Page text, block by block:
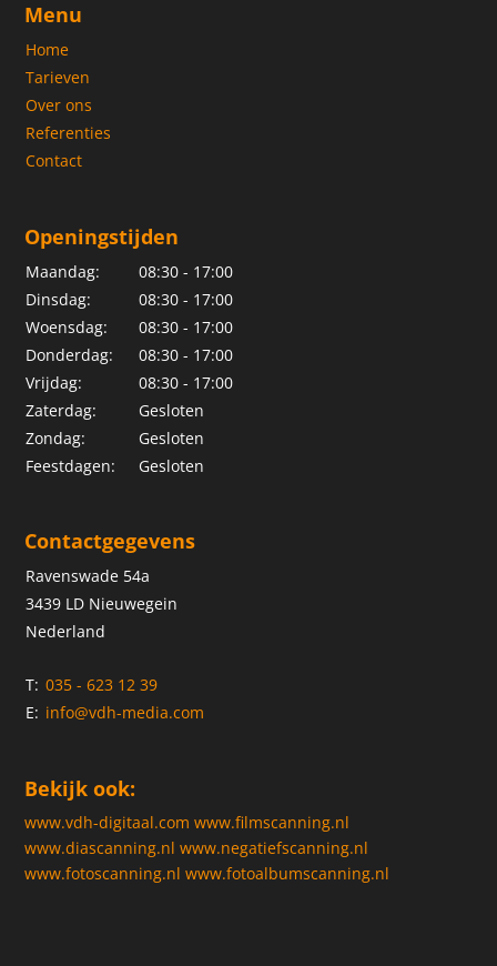
Menu
Home
Tarieven
Over ons
Referenties
Contact
Openingstijden
Maandag:
08:30 - 17:00
Dinsdag:
08:30 - 17:00
Woensdag:
08:30 - 17:00
Donderdag:
08:30 - 17:00
Vrijdag:
08:30 - 17:00
Zaterdag:
Gesloten
Zondag:
Gesloten
Feestdagen:
Gesloten
Contactgegevens
Ravenswade 54a
3439 LD Nieuwegein
Nederland
T: 035 - 623 12 39
E: info@vdh-media.com
Bekijk ook:
www.vdh-digitaal.com www.filmscanning.nl
www.diascanning.nl www.negatiefscanning.nl
www.fotoscanning.nl www.fotoalbumscanning.nl